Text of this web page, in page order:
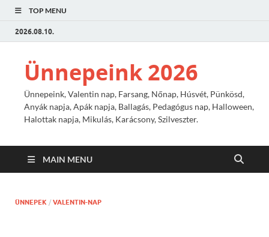
TOP MENU
2026.08.10.
Ünnepeink 2026
Ünnepeink, Valentin nap, Farsang, Nőnap, Húsvét, Pünkösd,
Anyák napja, Apák napja, Ballagás, Pedagógus nap, Halloween,
Halottak napja, Mikulás, Karácsony, Szilveszter.
MAIN MENU
ÜNNEPEK / VALENTIN-NAP